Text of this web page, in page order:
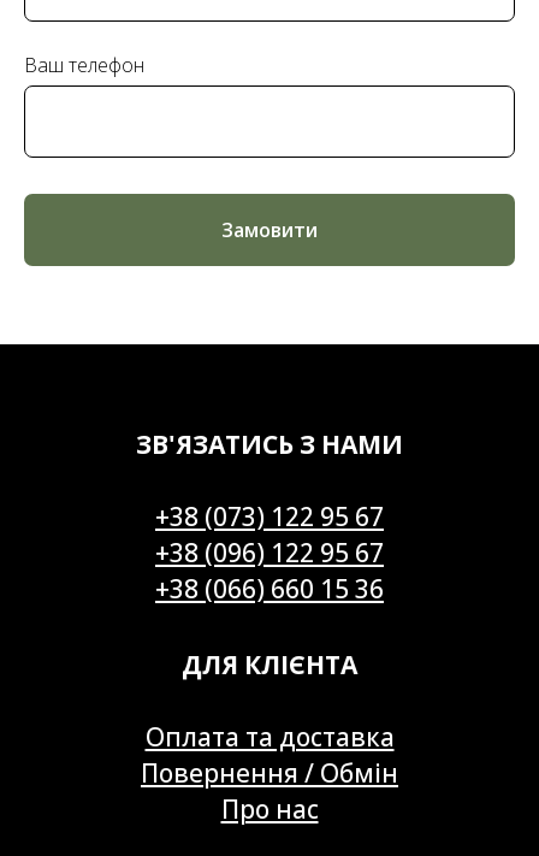
Ваш телефон
Замовити
ЗВ'ЯЗАТИСЬ З НАМИ
+38 (073) 122 95 67
+38 (096) 122 95 67
+38 (066) 660 15 36
ДЛЯ КЛІЄНТА
Оплата та доставка
Повернення / Обмін
Про нас